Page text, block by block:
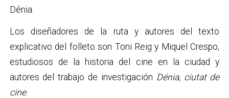
Dénia.
Los diseñadores de la ruta y autores del texto
explicativo del folleto son Toni Reig y Miquel Crespo,
estudiosos de la historia del cine en la ciudad y
autores del trabajo de investigación Dénia, ciutat de
cine.